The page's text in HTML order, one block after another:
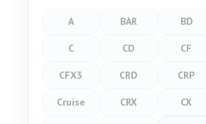
A BAR BD
C CD CF
CFX3 CRD CRP
Cruise CRX CX